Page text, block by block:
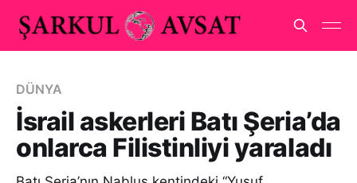
DÜNYA
İsrail askerleri Batı Şeria’da
onlarca Filistinliyi yaraladı